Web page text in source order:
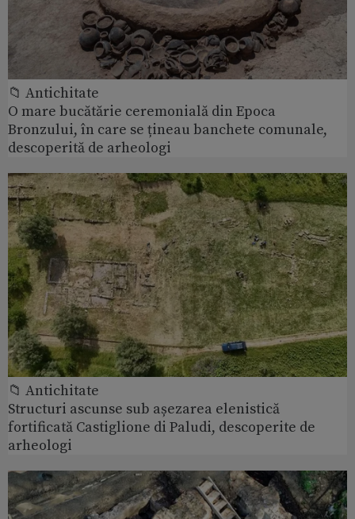
📁 Antichitate
O mare bucătărie ceremonială din Epoca
Bronzului, în care se țineau banchete comunale,
descoperită de arheologi
📁 Antichitate
Structuri ascunse sub așezarea elenistică
fortificată Castiglione di Paludi, descoperite de
arheologi